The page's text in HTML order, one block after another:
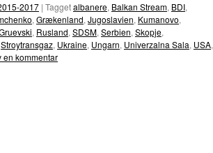
2017 | Taggetalbanere, Balkan Stream, BDI,
, Grækenland, Jugoslavien, Kumanovo,
, Rusland, SDSM, Serbien, Skopje,
Stroytransgaz, Ukraine, Ungarn, Univerzalna Sala, USA,
en kommentar